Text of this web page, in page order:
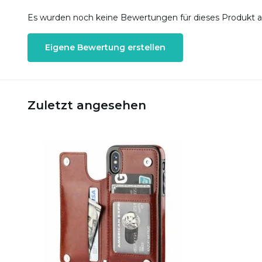
Es wurden noch keine Bewertungen für dieses Produkt
Eigene Bewertung erstellen
Zuletzt angesehen